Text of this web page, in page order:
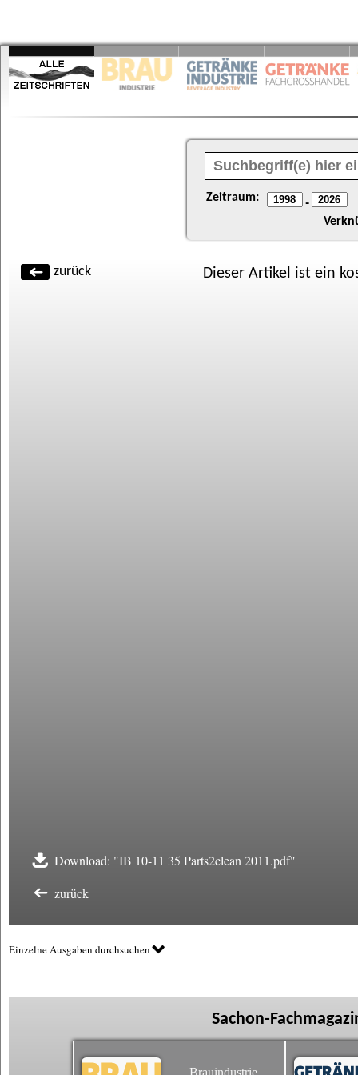
Zeitraum: -
zurück Dieser Artikel ist ein
Download: "IB 10-11 35 Parts2clean 2011.pdf"
zurück
Einzelne Ausgaben durchsuchen
Sachon-
Brauindustrie